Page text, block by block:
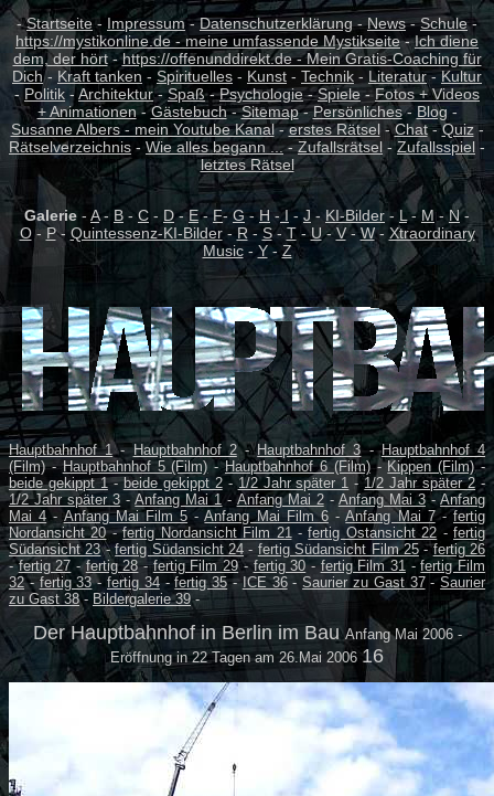
-Startseite- Impressum-Datenschutzerklärung-News-Schule-
https://mystikonline.de - meine umfassende Mystikseite-Ich diene
dem, der hört-https://offenunddirekt.de - Mein Gratis-Coaching für
Dich- Kraft tanken - Spirituelles - Kunst - Technik - Literatur-Kultur
- Politik -Architektur-Spaß-Psychologie-Spiele-Fotos + Videos
+ Animationen-Gästebuch-Sitemap-Persönliches- Blog -
Susanne Albers - mein Youtube Kanal-erstes Rätsel-Chat-Quiz-
Rätselverzeichnis - Wie alles begann ...-Zufallsrätsel -Zufallsspiel -
letztes Rätsel
Galerie - A- B - C - D-E-F- G- H -I - J - KI-Bilder- L - M-N-
O- P- Quintessenz-KI-Bilder- R - S- T-U-V-W- Xtraordinary
Music- Y- Z
Hauptbahnhof 1- Hauptbahnhof 2-Hauptbahnhof 3 -Hauptbahnhof 4
(Film)-Hauptbahnhof 5 (Film) -Hauptbahnhof 6 (Film)-Kippen (Film)-
beide gekippt 1-beide gekippt 2-1/2 Jahr später 1 - 1/2 Jahr später 2 -
1/2 Jahr später 3 -Anfang Mai 1 -Anfang Mai 2- Anfang Mai 3-Anfang
Mai 4 -Anfang Mai Film 5-Anfang Mai Film 6-Anfang Mai 7-fertig
Nordansicht 20-fertig Nordansicht Film 21-fertig Ostansicht 22 -fertig
Südansicht 23-fertig Südansicht 24- fertig Südansicht Film 25-fertig 26
-fertig 27 -fertig 28-fertig Film 29-fertig 30 - fertig Film 31 -fertig Film
32- fertig 33- fertig 34-fertig 35- ICE 36-Saurier zu Gast 37-Saurier
zu Gast 38- Bildergalerie 39-
Der Hauptbahnhof in Berlin im BauAnfang Mai 2006-
Eröffnung in 22 Tagen am 26.Mai 2006 16